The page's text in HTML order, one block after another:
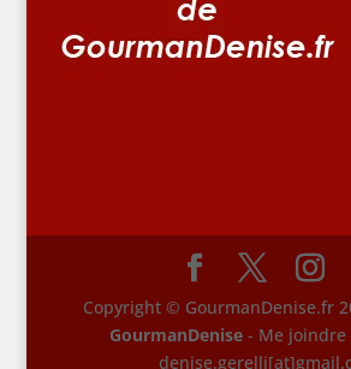
Copyright © GourmanDenise.fr
GourmanDenise- Me